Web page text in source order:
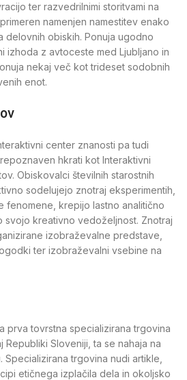
ter razvedrilnimi storitvami na
namenjen namestitev enako
delovnih obiskih. Ponuja ugodno
izhoda z avtoceste med Ljubljano in
nekaj več kot trideset sodobnih
enot.
center znanosti pa tudi
hkrati kot Interaktivni
Obiskovalci številnih starostnih
sodelujejo znotraj eksperimentih,
fenomene, krepijo lastno analitično
svojo kreativno vedoželjnost. Znotraj
izobraževalne predstave,
ter izobraževalni vsebine na
prva tovrstna specializirana trgovina
Sloveniji, ta se nahaja na
Specializirana trgovina nudi artikle,
etičnega izplačila dela in okoljsko